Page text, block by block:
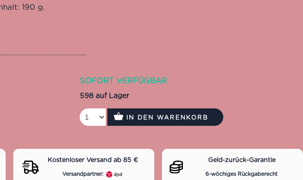
190 g.
SOFORT VERFÜGBAR
598 auf Lager
IN DEN WARENKORB
Kostenloser Versand ab 85 €
Versandpartner:
Geld-zurück-Garantie
6-wöchiges Rückgaberecht